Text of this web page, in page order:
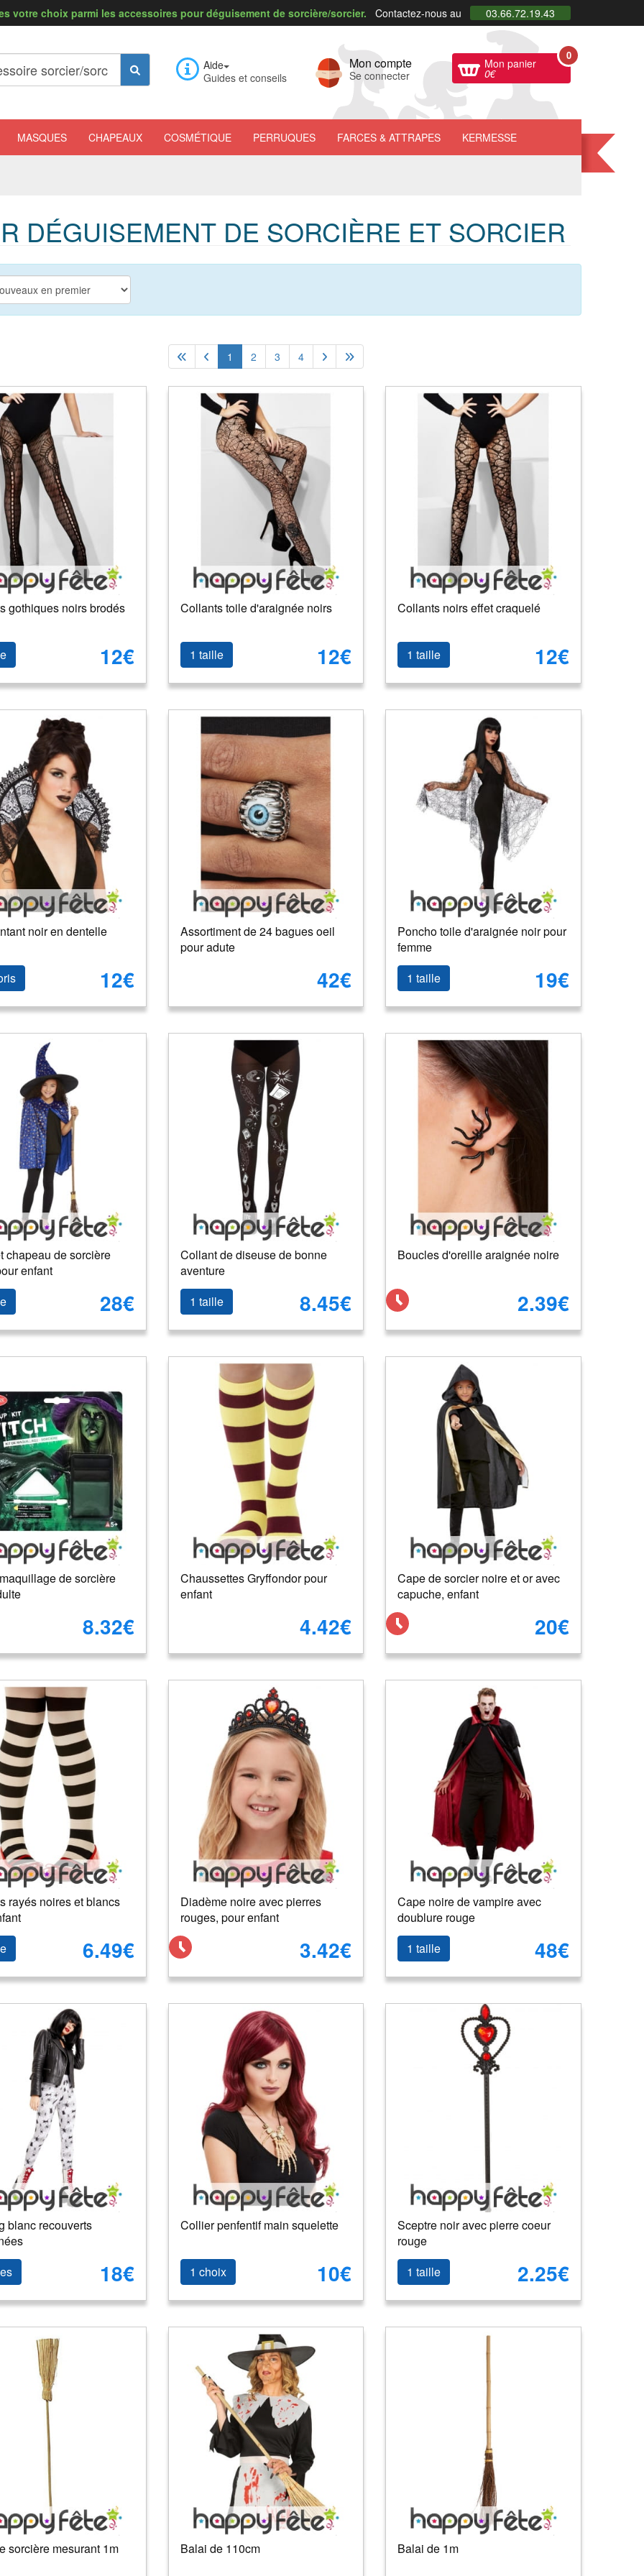
votre choix parmi les accessoires pour déguisement de sorcière/sorcier. Contactez-nous au 03.66.72.19.43
Aide
Guides et conseils
Mon compte
Se connecter
Mon panier
0€
0
MASQUES CHAPEAUX COSMÉTIQUE PERRUQUES FARCES & ATTRAPES KERMESSE
DÉGUISEMENT DE SORCIÈRE ET SORCIER
1 2 3 4
gothiques noirs brodés
12€
Collants toile d'araignée noirs
1 taille 12€
Collants noirs effet craquelé
1 taille 12€
noir en dentelle
12€
Assortiment de 24 bagues oeil
pour adute
42€
Poncho toile d'araignée noir pour
femme
1 taille
19€
chapeau de sorcière
enfant
28€
Collant de diseuse de bonne
aventure
1 taille
8.45€
Boucles d'oreille araignée noire
2.39€
de sorcière
8.32€
Chaussettes Gryffondor pour
enfant
4.42€
Cape de sorcier noire et or avec
capuche, enfant
20€
rayés noires et blancs
6.49€
Diadème noire avec pierres
rouges, pour enfant
3.42€
Cape noire de vampire avec
doublure rouge
1 taille
48€
blanc recouverts
18€
Collier penfentif main squelette
1 choix 10€
Sceptre noir avec pierre coeur
rouge
1 taille
2.25€
sorcière mesurant 1m Balai de 110cm Balai de 1m